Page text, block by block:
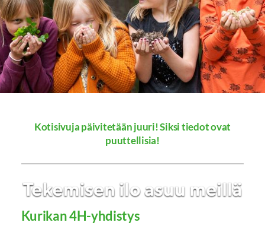
Kotisivuja päivitetään juuri! Siksi tiedot ovat
puuttellisia!
Kurikan 4H-yhdistys